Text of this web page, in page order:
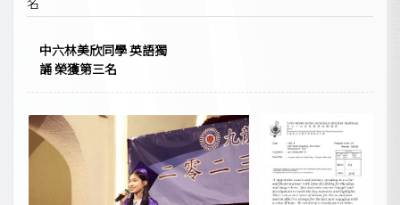
名
中六林美欣同學 英語獨
誦 榮獲第三名